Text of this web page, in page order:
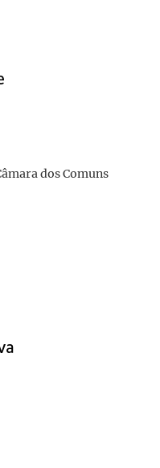
dos Comuns